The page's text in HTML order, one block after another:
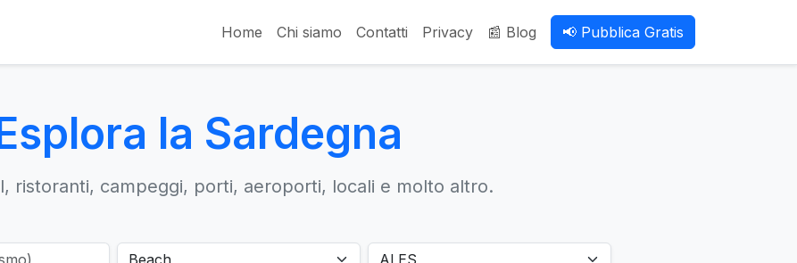
Home Chi siamo Contatti Privacy 📰 Blog 📢 Pubblica Gratis
la Sardegna
ristoranti, campeggi, porti, aeroporti, locali e molto altro.